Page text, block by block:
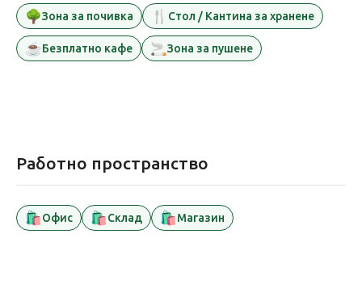
🌳Зона за почивка 🍴 Стол / Кантина за хранене
☕Безплатно кафе 🚬 Зона за пушене
Работно пространство
🛍️Офис 🛍️Склад 🛍️Магазин